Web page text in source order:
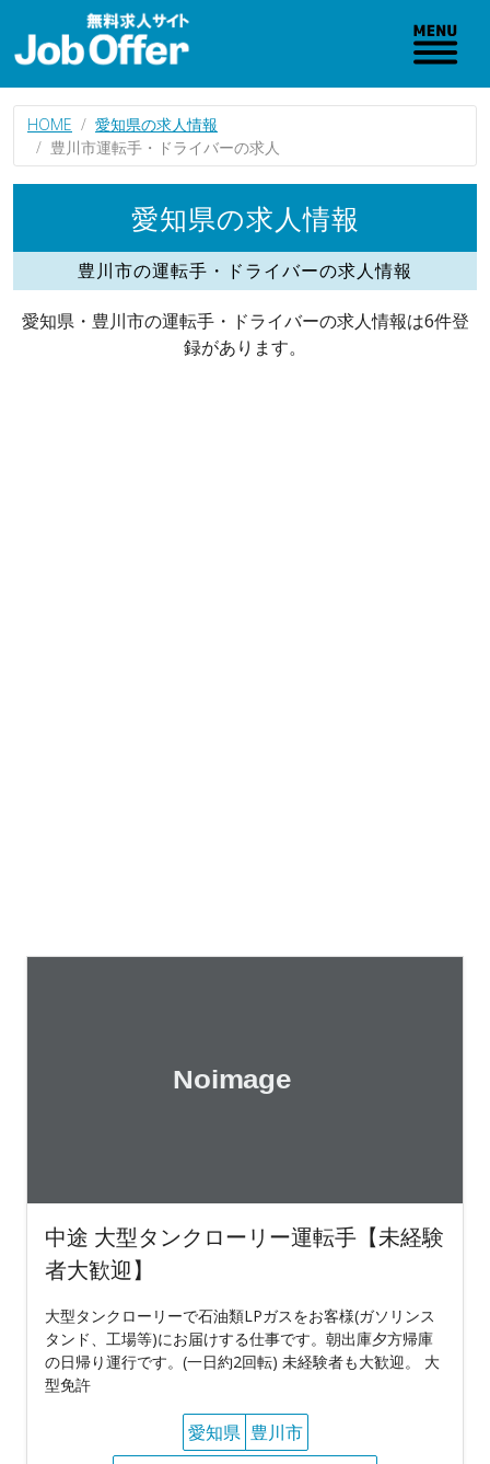
HOME
愛知県の求人情報
豊川市運転手・ドライバーの求人
愛知県の求人情報
豊川市の運転手・ドライバーの求人情報
愛知県・豊川市の運転手・ドライバーの求人情報は6件登
録があります。
中途 大型タンクローリー運転手【未経験
者大歓迎】
大型タンクローリーで石油類LPガスをお客様(ガソリンス
タンド、工場等)にお届けする仕事です。朝出庫夕方帰庫
の日帰り運行です。(一日約2回転) 未経験者も大歓迎。 大
型免許
愛知県 豊川市